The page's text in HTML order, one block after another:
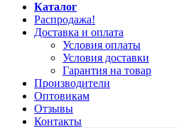
Каталог
Распродажа!
Доставка и оплата
Условия оплаты
Условия доставки
Гарантия на товар
Производители
Оптовикам
Отзывы
Контакты